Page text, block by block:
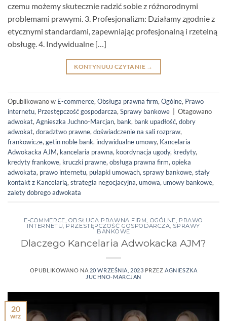
czemu możemy skutecznie radzić sobie z różnorodnymi
problemami prawymi. 3. Profesjonalizm: Działamy zgodnie z
etycznymi standardami, zapewniając profesjonalną i rzetelną
obsługę. 4. Indywidualne […]
KONTYNUUJ CZYTANIE →
Opublikowano w E-commerce, Obsługa prawna firm, Ogólne, Prawo
internetu, Przestępczość gospodarcza, Sprawy bankowe
Otagowano
adwokat, Agnieszka Juchno-Marcjan, bank, bank upadłość, dobry
adwokat, doradztwo prawne, doświadczenie na sali rozpraw,
frankowicze, getin noble bank, indywidualne umowy, Kancelaria
Adwokacka AJM, kancelaria prawna, koordynacja ugody, kredyty,
kredyty frankowe, kruczki prawne, obsługa prawna firm, opieka
adwokata, prawo internetu, pułapki umowach, sprawy bankowe, stały
kontakt z Kancelarią, strategia negocjacyjna, umowa, umowy bankowe,
zalety dobrego adwokata
E-COMMERCE OBSŁUGA PRAWNA FIRM OGÓLNE PRAWO
INTERNETU PRZESTĘPCZOŚĆ GOSPODARCZA SPRAWY
BANKOWE
Dlaczego Kancelaria Adwokacka AJM?
OPUBLIKOWANO NA 20 WRZEŚNIA, 2023 PRZEZAGNIESZKA
JUCHNO-MARCJAN
20
wrz